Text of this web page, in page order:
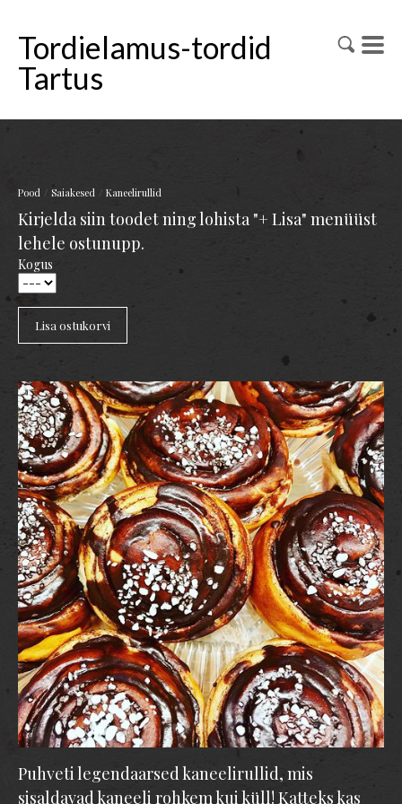
Tordielamus-tordid
Tartus
Pood / Saiakesed / Kaneelirullid
Puhveti legendaarsed kaneelirullid, mis
sisaldavad kaneeli rohkem kui küll! Katteks kas
Kirjelda siin toodet ning lohista "+ Lisa" menüüst
lehele ostunupp.
Kogus
Lisa ostukorvi